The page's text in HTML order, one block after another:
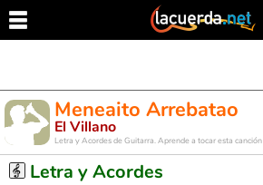
Meneaito Arrebatao
El Villano
Letra y Acordes de Guitarra. Aprende a tocar esta canción
Letra y Acordes